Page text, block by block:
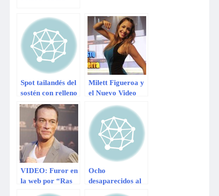
Spot tailandés del
sostén con relleno
causa furor en
redes sociales
Milett Figueroa y
el Nuevo Video
redes sociales :
Ver Video
VIDEO: Furor en
la web por “Ras
Ocho
desaparecidos al